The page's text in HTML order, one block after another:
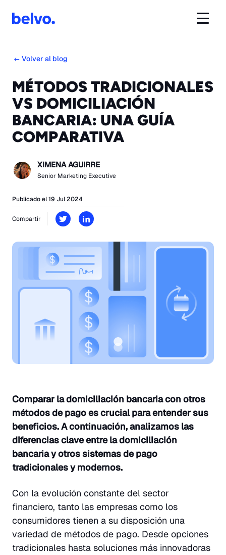
Volver al blog
MÉTODOS TRADICIONALES
VS DOMICILIACIÓN
BANCARIA: UNA GUÍA
COMPARATIVA
XIMENA AGUIRRE
Senior Marketing Executive
Publicado el 19 Jul 2024
Compartir
Comparar la domiciliación bancaria con otros
métodos de pago es crucial para entender sus
beneficios. A continuación, analizamos las
diferencias clave entre la domiciliación
bancaria y otros sistemas de pago
tradicionales y modernos.
Con la evolución constante del sector
financiero, tanto las empresas como los
consumidores tienen a su disposición una
variedad de métodos de pago. Desde opciones
tradicionales hasta soluciones más innovadoras